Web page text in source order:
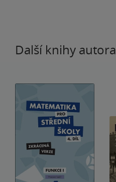
Další knihy autora